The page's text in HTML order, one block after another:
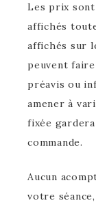
Les prix
affichés
affichés sur
peuvent
préavis ou
amener à
fixée
commande.
Aucun
votre